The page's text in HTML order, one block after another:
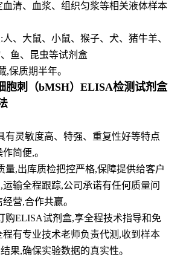
血清、血浆、组织匀浆等相关液体样本
、大鼠、小鼠、猴子、犬、猪牛羊、
鱼、昆虫等试剂盒
,保质期半年。
胞刺（bMSH）ELISA检测试剂盒
有灵敏度高、特强、重复性好等特点
简便,。
量,出库质检把控严格,保障提供给客户
运输全程跟踪,公司承诺有任何质量问
营,合作共赢。
购ELISA试剂盒,享全程技术指导和免
程有专业技术老师负责代测,收到样本
果,确保实验数据的真实性。